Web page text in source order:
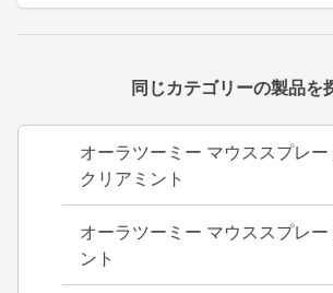
同じカテゴリーの製品を
オーラツーミー マウススプレー
クリアミント
オーラツーミー マウススプレー
ント